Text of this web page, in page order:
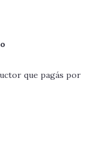
que pagás por